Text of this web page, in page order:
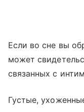
Если во сне вы
может
связанных с
Густые,